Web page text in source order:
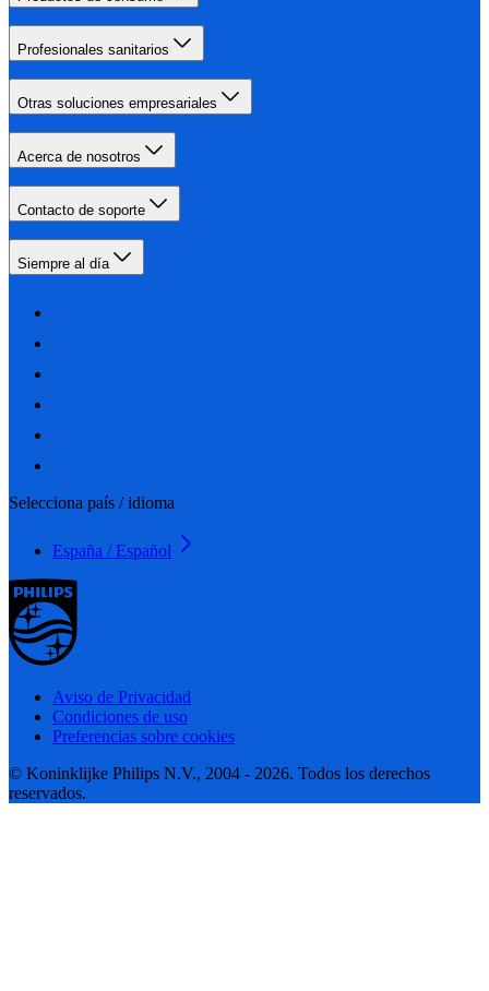
Profesionales sanitarios
Otras soluciones empresariales
Acerca de nosotros
Contacto de soporte
Siempre al día
Selecciona país / idioma
España / Español
Aviso de Privacidad
Condiciones de uso
Preferencias sobre cookies
© Koninklijke Philips N.V., 2004 - 2026. Todos los derechos
reservados.